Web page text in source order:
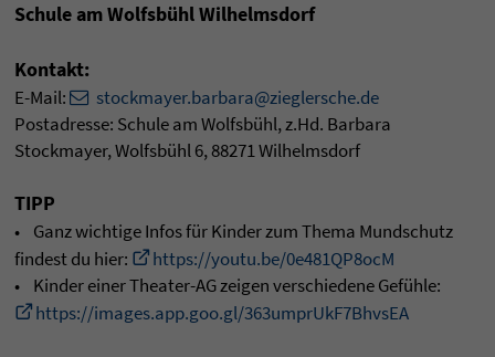
Schule am Wolfsbühl Wilhelmsdorf
Kontakt:
E-Mail:
stockmayer.barbara@zieglersche.de
Postadresse: Schule am Wolfsbühl, z.Hd. Barbara
Stockmayer, Wolfsbühl 6, 88271 Wilhelmsdorf
TIPP
• Ganz wichtige Infos für Kinder zum Thema Mundschutz
findest du hier:
https://youtu.be/0e481QP8ocM
• Kinder einer Theater-AG zeigen verschiedene Gefühle:
https://images.app.goo.gl/363umprUkF7BhvsEA